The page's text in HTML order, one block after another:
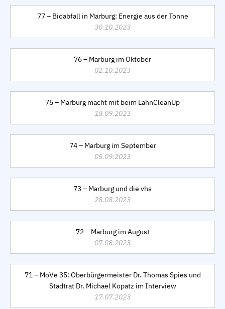
77 – Bioabfall in Marburg: Energie aus der Tonne
30.10.2023
76 – Marburg im Oktober
02.10.2023
75 – Marburg macht mit beim LahnCleanUp
18.09.2023
74 – Marburg im September
05.09.2023
73 – Marburg und die vhs
28.08.2023
72 – Marburg im August
07.08.2023
71 – MoVe 35: Oberbürgermeister Dr. Thomas Spies und
Stadtrat Dr. Michael Kopatz im Interview
17.07.2023